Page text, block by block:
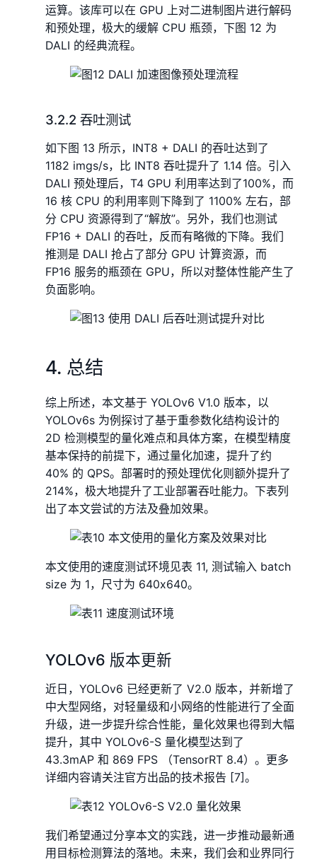
运算。该库可以在 GPU 上对二进制图片进行解码
和预处理，极大的缓解 CPU 瓶颈，下图 12 为
DALI 的经典流程。
3.2.2 吞吐测试
如下图 13 所示，INT8 + DALI 的吞吐达到了
1182 imgs/s，比 INT8 吞吐提升了 1.14 倍。引入
DALI 预处理后，T4 GPU 利用率达到了100%，而
16 核 CPU 的利用率则下降到了 1100% 左右，部
分 CPU 资源得到了“解放”。另外，我们也测试
FP16 + DALI 的吞吐，反而有略微的下降。我们
推测是 DALI 抢占了部分 GPU 计算资源，而
FP16 服务的瓶颈在 GPU，所以对整体性能产生了
负面影响。
4. 总结
综上所述，本文基于 YOLOv6 V1.0 版本，以
YOLOv6s 为例探讨了基于重参数化结构设计的
2D 检测模型的量化难点和具体方案，在模型精度
基本保持的前提下，通过量化加速，提升了约
40% 的 QPS。部署时的预处理优化则额外提升了
214%，极大地提升了工业部署吞吐能力。下表列
出了本文尝试的方法及叠加效果。
本文使用的速度测试环境见表 11, 测试输入 batch
size 为 1，尺寸为 640x640。
YOLOv6 版本更新
近日，YOLOv6 已经更新了 V2.0 版本，并新增了
中大型网络，对轻量级和小网络的性能进行了全面
升级，进一步提升综合性能，量化效果也得到大幅
提升，其中 YOLOv6-S 量化模型达到了
43.3mAP 和 869 FPS （TensorRT 8.4）。更多
详细内容请关注官方出品的技术报告 [7]。
我们希望通过分享本文的实践，进一步推动最新通
用目标检测算法的落地。未来，我们会和业界同行